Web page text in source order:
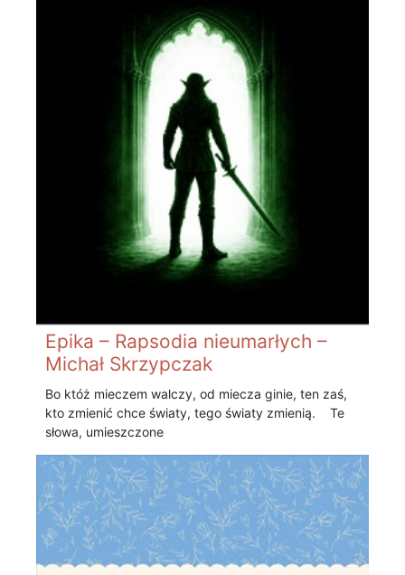
Epika – Rapsodia nieumarłych –
Michał Skrzypczak
Bo któż mieczem walczy, od miecza ginie, ten zaś,
kto zmienić chce światy, tego światy zmienią. Te
słowa, umieszczone